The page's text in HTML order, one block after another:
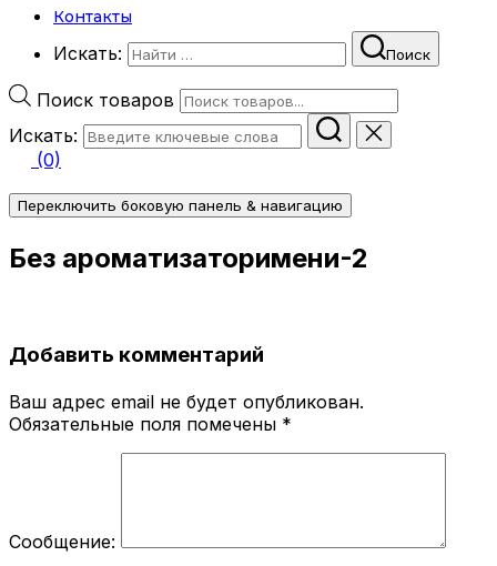
Контакты
Искать: Поиск
Поиск товаров
Искать:
(0)
Переключить боковую панель & навигацию
Без ароматизаторимени-2
Добавить комментарий
Ваш адрес email не будет опубликован.
Обязательные поля помечены *
Сообщение: